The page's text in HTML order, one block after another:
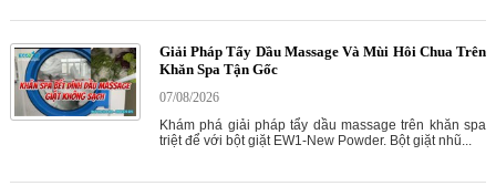
Giải Pháp Tẩy Dầu Massage Và Mùi Hôi Chua Trên
Khăn Spa Tận Gốc
07/08/2026
Khám phá giải pháp tẩy dầu massage trên khăn spa
triệt để với bột giặt EW1-New Powder. Bột giặt nhũ...